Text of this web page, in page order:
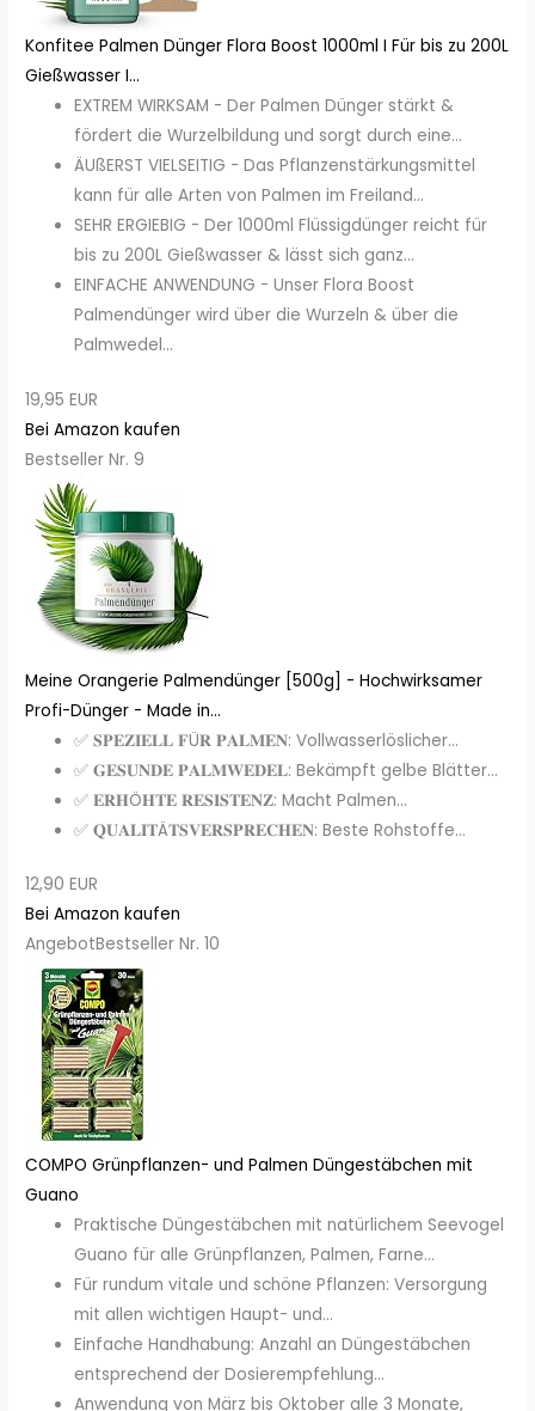
Konfitee Palmen Dünger Flora Boost 1000ml I Für bis zu 200L
Gießwasser I...
EXTREM WIRKSAM - Der Palmen Dünger stärkt &
fördert die Wurzelbildung und sorgt durch eine...
ÄUßERST VIELSEITIG - Das Pflanzenstärkungsmittel
kann für alle Arten von Palmen im Freiland...
SEHR ERGIEBIG - Der 1000ml Flüssigdünger reicht für
bis zu 200L Gießwasser & lässt sich ganz...
EINFACHE ANWENDUNG - Unser Flora Boost
Palmendünger wird über die Wurzeln & über die
Palmwedel...
19,95 EUR
Bei Amazon kaufen
Bestseller Nr. 9
Meine Orangerie Palmendünger [500g] - Hochwirksamer
Profi-Dünger - Made in...
✅ 𝐒𝐏𝐄𝐙𝐈𝐄𝐋𝐋 𝐅Ü𝐑 𝐏𝐀𝐋𝐌𝐄𝐍: Vollwasserlöslicher...
✅ 𝐆𝐄𝐒𝐔𝐍𝐃𝐄 𝐏𝐀𝐋𝐌𝐖𝐄𝐃𝐄𝐋: Bekämpft gelbe Blätter...
✅ 𝐄𝐑𝐇Ö𝐇𝐓𝐄 𝐑𝐄𝐒𝐈𝐒𝐓𝐄𝐍𝐙: Macht Palmen...
✅ 𝐐𝐔𝐀𝐋𝐈𝐓Ä𝐓𝐒𝐕𝐄𝐑𝐒𝐏𝐑𝐄𝐂𝐇𝐄𝐍: Beste Rohstoffe...
12,90 EUR
Bei Amazon kaufen
AngebotBestseller Nr. 10
COMPO Grünpflanzen- und Palmen Düngestäbchen mit
Guano
Praktische Düngestäbchen mit natürlichem Seevogel
Guano für alle Grünpflanzen, Palmen, Farne...
Für rundum vitale und schöne Pflanzen: Versorgung
mit allen wichtigen Haupt- und...
Einfache Handhabung: Anzahl an Düngestäbchen
entsprechend der Dosierempfehlung...
Anwendung von März bis Oktober alle 3 Monate,